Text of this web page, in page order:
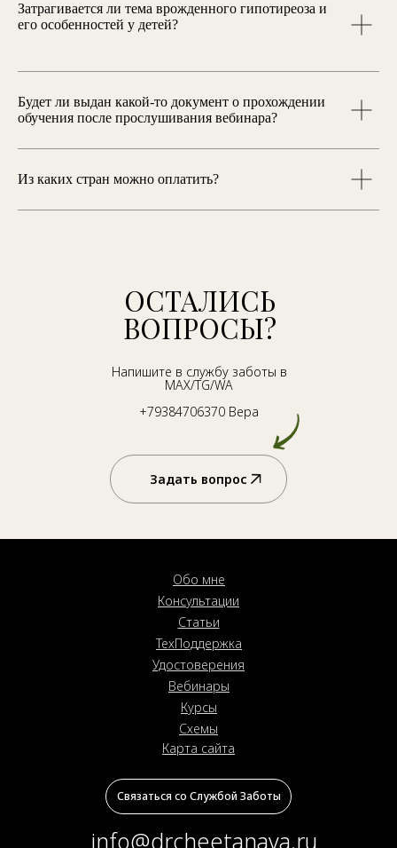
Затрагивается ли тема врожденного гипотиреоза и
его особенностей у детей?
Будет ли выдан какой-то документ о прохождении
обучения после прослушивания вебинара?
Из каких стран можно оплатить?
ОСТАЛИСЬ
ВОПРОСЫ?
Напишите в службу заботы в
MAX/TG/WA
+79384706370 Вера
Задать вопрос
info@drcheetanava.ru
Курсы
Консультации
Статьи
Удостоверения
ТехПоддержка
Схемы
Обо мне
Вебинары
Связаться со Службой Заботы
Карта сайта